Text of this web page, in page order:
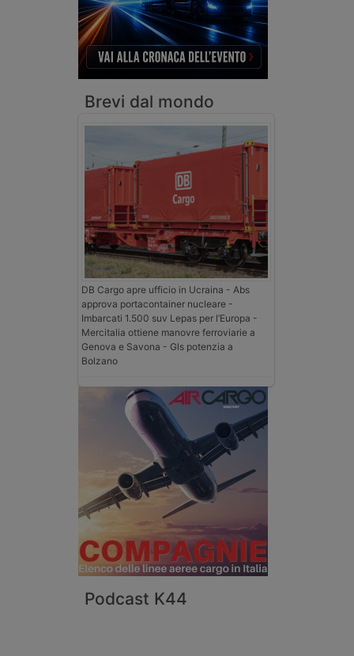
Brevi dal mondo
DB Cargo apre ufficio in Ucraina - Abs
approva portacontainer nucleare -
Imbarcati 1.500 suv Lepas per l’Europa -
Mercitalia ottiene manovre ferroviarie a
Genova e Savona - Gls potenzia a
Bolzano
Podcast K44